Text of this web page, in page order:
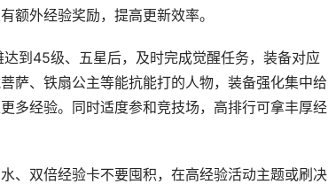
额外经验奖励，提高更新效率。
到45级、五星后，及时完成觉醒任务，装备对应
萨、铁扇公主等能抗能打的人物，装备强化集中给
多经验。同时适度参和竞技场，高排行可拿丰厚经
、双倍经验卡不要囤积，在高经验活动主题或刷决